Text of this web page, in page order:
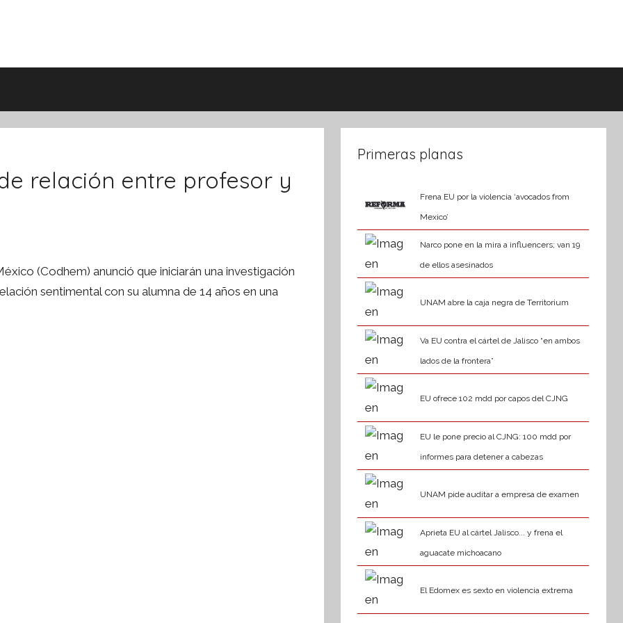
relación entre profesor y
(Codhem) anunció que iniciarán una investigación
sentimental con su alumna de 14 años en una
Primeras planas
Frena EU por la violencia ‘avocados from
Mexico’
Narco pone en la mira a influencers; van 19
de ellos asesinados
UNAM abre la caja negra de Territorium
Va EU contra el cártel de Jalisco “en ambos
lados de la frontera”
EU ofrece 102 mdd por capos del CJNG
EU le pone precio al CJNG: 100 mdd por
informes para detener a cabezas
UNAM pide auditar a empresa de examen
Aprieta EU al cártel Jalisco... y frena el
aguacate michoacano
El Edomex es sexto en violencia extrema